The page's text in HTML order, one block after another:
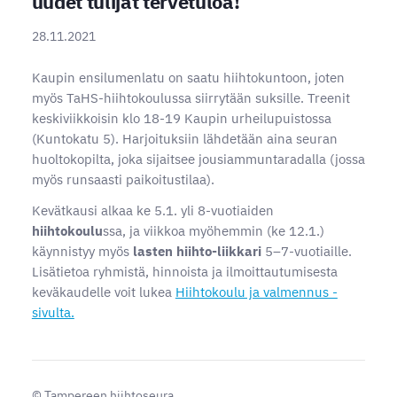
28.11.2021
Kaupin ensilumenlatu on saatu hiihtokuntoon, joten
myös TaHS-hiihtokoulussa siirrytään suksille. Treenit
keskiviikkoisin klo 18-19 Kaupin urheilupuistossa
(Kuntokatu 5). Harjoituksiin lähdetään aina seuran
huoltokopilta, joka sijaitsee jousiammuntaradalla (jossa
myös runsaasti paikoitustilaa).
Kevätkausi alkaa ke 5.1. yli 8-vuotiaiden
hiihtokoulussa, ja viikkoa myöhemmin (ke 12.1.)
käynnistyy myös lasten hiihto-liikkari5–7-vuotiaille.
Lisätietoa ryhmistä, hinnoista ja ilmoittautumisesta
keväkaudelle voit lukea Hiihtokoulu ja valmennus -
sivulta.